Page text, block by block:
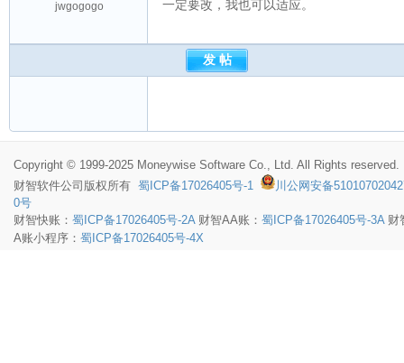
jwgogogo
一定要改，我也可以适应。
Copyright © 1999-2025 Moneywise Software Co., Ltd. All Rights reserved.
财智软件公司版权所有 蜀ICP备17026405号-1
川公网安备
0号
财智快账： 蜀ICP备17026405号-2A财智AA账： 蜀ICP备17026405号-3A财
A账小程序： 蜀ICP备17026405号-4X